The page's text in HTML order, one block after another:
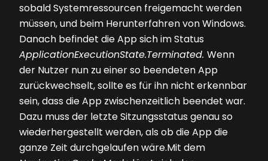
sobald Systemressourcen freigemacht werden
müssen, und beim Herunterfahren von Windows.
Danach befindet die App sich im Status
ApplicationExecutionState.Terminated. Wenn
der Nutzer nun zu einer so beendeten App
zurückwechselt, sollte es für ihn nicht erkennbar
sein, dass die App zwischenzeitlich beendet war.
Dazu muss der letzte Sitzungsstatus genau so
wiederhergestellt werden, als ob die App die
ganze Zeit durchgelaufen wäre.Mit dem